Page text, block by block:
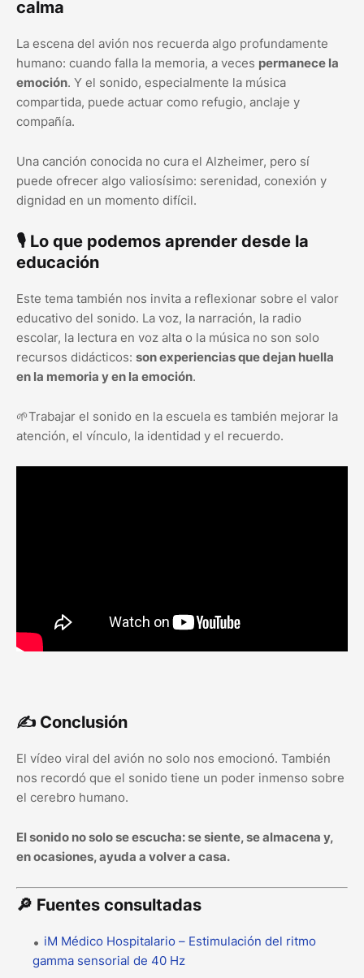
calma
La escena del avión nos recuerda algo profundamente
humano: cuando falla la memoria, a veces permanece la
emoción. Y el sonido, especialmente la música
compartida, puede actuar como refugio, anclaje y
compañía.
Una canción conocida no cura el Alzheimer, pero sí
puede ofrecer algo valiosísimo: serenidad, conexión y
dignidad en un momento difícil.
🎙️ Lo que podemos aprender desde la
educación
Este tema también nos invita a reflexionar sobre el valor
educativo del sonido. La voz, la narración, la radio
escolar, la lectura en voz alta o la música no son solo
recursos didácticos: son experiencias que dejan huella
en la memoria y en la emoción.
🌱Trabajar el sonido en la escuela es también mejorar la
atención, el vínculo, la identidad y el recuerdo.
✍️ Conclusión
El vídeo viral del avión no solo nos emocionó. También
nos recordó que el sonido tiene un poder inmenso sobre
el cerebro humano.
El sonido no solo se escucha: se siente, se almacena y,
en ocasiones, ayuda a volver a casa.
🔎 Fuentes consultadas
iM Médico Hospitalario – Estimulación del ritmo
gamma sensorial de 40 Hz